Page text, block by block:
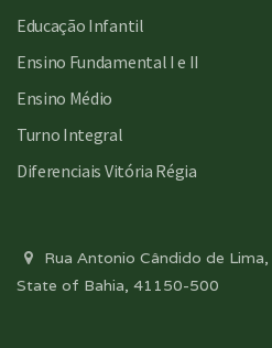
Educação Infantil
Ensino Fundamental I e II
Ensino Médio
Turno Integral
Diferenciais Vitória Régia
Rua Antonio Cândido de
State of Bahia, 41150-500